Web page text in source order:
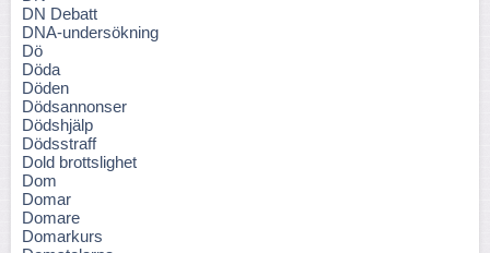
DN Debatt
DNA-undersökning
Dö
Döda
Döden
Dödsannonser
Dödshjälp
Dödsstraff
Dold brottslighet
Dom
Domar
Domare
Domarkurs